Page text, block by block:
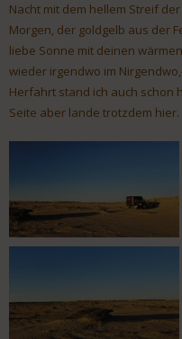
Nacht mit dem hellem Streif
Morgen, der goldgelb aus der
liebe Sonne mit deinen
wieder irgendwo im
Herfahrt stand ich auch schon
Seite aber lande trotzdem